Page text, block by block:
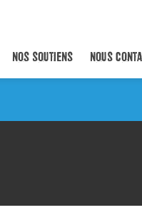
NOS SOUTIENS NOUS